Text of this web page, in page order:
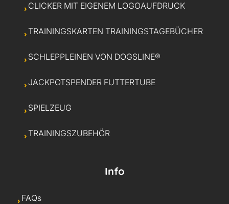
CLICKER MIT EIGENEM LOGOAUFDRUCK
TRAININGSKARTEN TRAININGSTAGEBÜCHER
SCHLEPPLEINEN VON DOGSLINE®
JACKPOTSPENDER FUTTERTUBE
SPIELZEUG
TRAININGSZUBEHÖR
Info
FAQs